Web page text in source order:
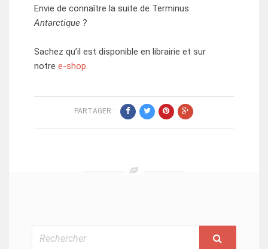
Envie de connaître la suite de Terminus
Antarctique?
Sachez qu’il est disponible en librairie et sur
notre e-shop.
PARTAGER :
Rechercher